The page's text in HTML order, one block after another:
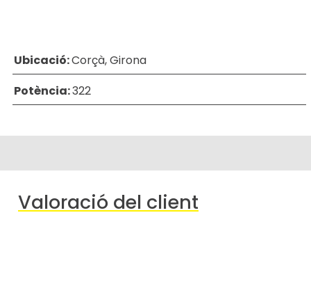
Ubicació:Corçà, Girona
Potència:322
Valoració del client